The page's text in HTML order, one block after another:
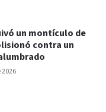
2026
un montículo de
contra un